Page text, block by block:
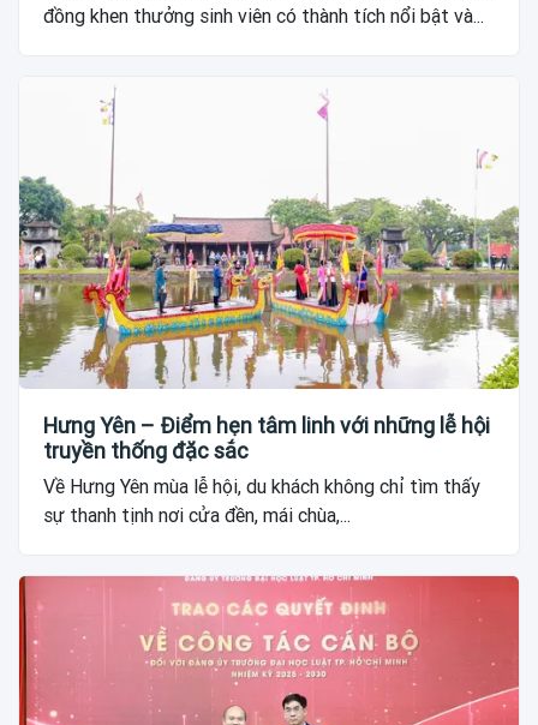
đồng khen thưởng sinh viên có thành tích nổi bật và...
Hưng Yên – Điểm hẹn tâm linh với những lễ hội
truyền thống đặc sắc
Về Hưng Yên mùa lễ hội, du khách không chỉ tìm thấy
sự thanh tịnh nơi cửa đền, mái chùa,...